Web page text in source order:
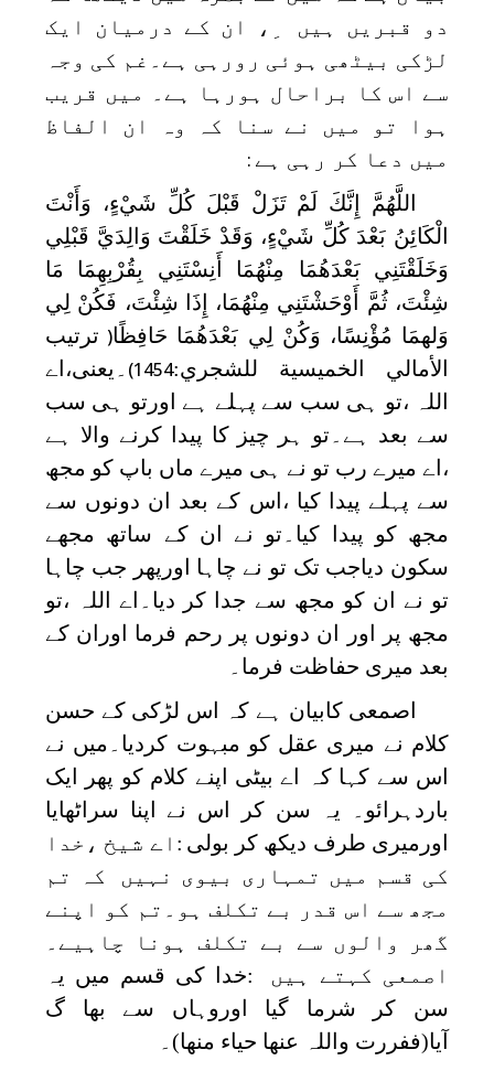
دو قبریں ہیں ِ، ان کے درمیان ایک
لڑکی بیٹھی ہوئی رورہی ہے۔غم کی وجہ
سے اس کا براحال ہورہا ہے۔ میں قریب
ہوا تو میں نے سنا کہ وہ ان الفاظ
میں دعا کر رہی ہے :
اللَّهُمَّ إِنَّكَ لَمْ تَزَلْ قَبْلَ كُلِّ شَيْءٍ، وَأَنْتَ
الْكَائِنُ بَعْدَ كُلِّ شَيْءٍ، وَقَدْ خَلَقْتَ وَالِدَيَّ قَبْلِي
وَخَلَقْتَنِي بَعْدَهُمَا مِنْهُمَا أَنِسْتَنِي بِقُرْبِهِمَا مَا
شِئْتَ، ثُمَّ أَوْحَشْتَنِي مِنْهُمَا، إِذَا شِئْتَ، فَكُنْ لِي
وَلهمَا مُؤْنِسًا، وَكُنْ لِي بَعْدَهُمَا حَافِظًا) ترتيب
الأمالي الخميسية للشجري:(1454 ۔یعنی،اے
اللہ ،تو ہی سب سے پہلے ہے اورتو ہی سب
سے بعد ہے۔تو ہر چیز کا پیدا کرنے والا ہے
،اے میرے رب تو نے ہی میرے ماں باپ کو مجھ
سے پہلے پیدا کیا ،اس کے بعد ان دونوں سے
مجھ کو پیدا کیا۔تو نے ان کے ساتھ مجھے
سکون دیاجب تک تو نے چاہا اورپھر جب چاہا
تو نے ان کو مجھ سے جدا کر دیا۔اے اللہ ،تو
مجھ پر اور ان دونوں پر رحم فرما اوران کے
بعد میری حفاظت فرما۔
اصمعی کابیان ہے کہ اس لڑکی کے حسن
کلام نے میری عقل کو مبہوت کردیا۔میں نے
اس سے کہا کہ اے بیٹی اپنے کلام کو پھر ایک
باردہرائو۔ یہ سن کر اس نے اپنا سراٹھایا
اورمیری طرف دیکھ کر بولی :اے شیخ ،خدا
کی قسم میں تمہاری بیوی نہیں کہ تم
مجھ سے اس قدر بے تکلف ہو۔تم کو اپنے
گھر والوں سے بے تکلف ہونا چاہیے۔
اصمعی کہتے ہیں
:خدا کی قسم میں یہ
سن کر شرما گیا اوروہاں سے بھا گ
آیا(ففررت واللہ عنھا حیاء منھا)۔